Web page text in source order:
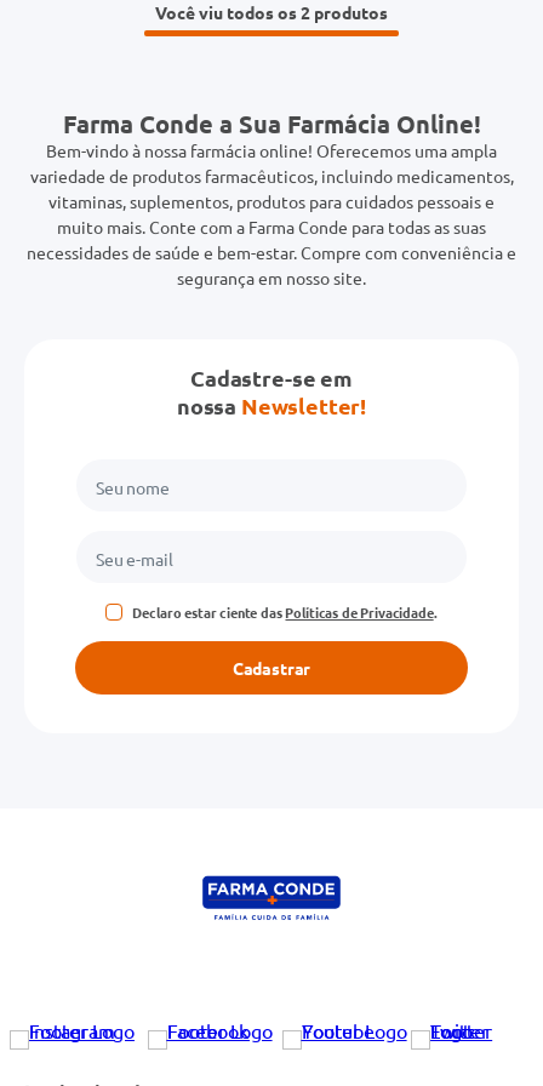
Você viu todos os 2
Farma Conde a Sua Farmácia Online!
Bem-vindo à nossa farmácia online! Oferecemos uma ampla
variedade de produtos farmacêuticos, incluindo medicamentos,
vitaminas, suplementos, produtos para cuidados pessoais e
muito mais. Conte com a Farma Conde para todas as suas
necessidades de saúde e bem-estar. Compre com conveniência e
segurança em nosso site.
Cadastre-se em
nossa Newsletter!
Declaro estar ciente dasPolíticas de Privacidade.
Cadastrar